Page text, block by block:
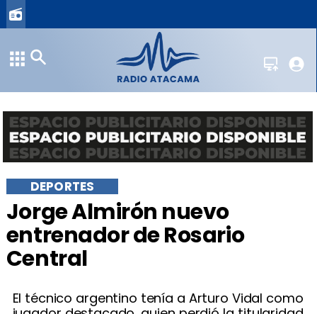
Jorge Almirón nuevo
entrenador de Rosario
Central
El técnico argentino tenía a Arturo Vidal como
DEPORTES